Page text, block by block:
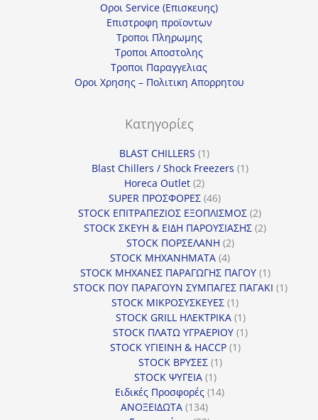
Οροι Service (Επισκευης)
Επιστροφη προϊοντων
Τροποι Πληρωμης
Τροποι Αποστολης
Τροποι Παραγγελιας
Οροι Χρησης – Πολιτικη Απορρητου
Κατηγορίες
BLAST CHILLERS 11
προϊόν
Blast Chillers / Shock Freezers 11
Horeca Outlet 22
προϊόντα
SUPER ΠΡΟΣΦΟΡΕΣ 4646
προϊόντα
STOCK ΕΠΙΤΡΑΠΕΖΙΟΣ ΕΞΟΠΛΙΣΜΟΣ 22
προϊόντα
STOCK ΣΚΕΥΗ & ΕΙΔΗ ΠΑΡΟΥΣΙΑΣΗΣ 22
STOCK ΠΟΡΣΕΛΑΝΗ 22
STOCK ΜΗΧΑΝΗΜΑΤΑ 44
προϊόντα
STOCK ΜΗΧΑΝΕΣ ΠΑΡΑΓΩΓΗΣ ΠΑΓΟΥ 11
προϊόν
STOCK ΠΟΥ ΠΑΡΑΓΟΥΝ ΣΥΜΠΑΓΕΣ ΠΑΓΑΚΙ 11
STOCK ΜΙΚΡΟΣΥΣΚΕΥΕΣ 11
προϊόν
STOCK GRILL ΗΛΕΚΤΡΙΚΑ 11
προϊόν
STOCK ΠΛΑΤΩ ΥΓΡΑΕΡΙΟΥ 11
STOCK ΥΓΙΕΙΝΗ & HACCP 11
STOCK ΒΡΥΣΕΣ 11
STOCK ΨΥΓΕΙΑ 11
προϊόν
Ειδικές Προσφορές 1414
ΑΝΟΞΕΙΔΩΤΑ 134134